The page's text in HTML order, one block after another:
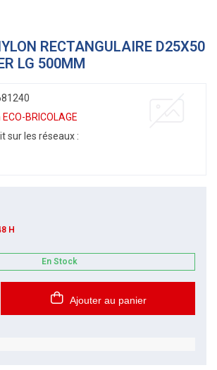
RECTANGULAIRE D25X50
LG 500MM
BRICOLAGE
H
En Stock
Ajouter au panier